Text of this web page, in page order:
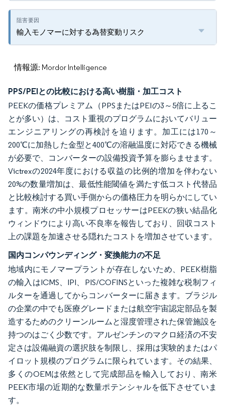
輸入モノマーに対する為替変動リスク
情報源: Mordor Intelligence
PPS/PEIとの比較における高い樹脂・加工コスト
PEEKの価格プレミアム（PPSまたはPEIの3～5倍に上るこ
とが多い）は、コスト重視のプログラムにおいてバリュー
エンジニアリングの再検討を迫ります。加工には170～
200℃に加熱した金型と400℃の溶融温度に対応できる機械
が必要で、コンバーターの設備投資予算を膨らませます。
Victrexの2024年度における収益の比例的増加を伴わない
20%の数量増加は、最低性能閾値を満たす低コスト代替品
と比較検討する買い手側からの価格圧力を明らかにしてい
ます。南米の中小規模プロセッサーはPEEKの狭い結晶化
ウィンドウにより高い不良率を報告しており、回収コスト
上の課題を加速させる隠れたコストを増加させています。
国内コンパウンディング・変換能力の不足
地域内にモノマープラントが存在しないため、PEEK樹脂
の輸入はICMS、IPI、PIS/COFINSといった複雑な税制フィ
ルターを通過してからコンバーターに届きます。ブラジル
の企業の中でも医療グレードまたは航空宇宙認定部品を製
造するためのクリーンルームと湿度管理された保管施設を
持つのはごく少数です。アルゼンチンのマクロ経済の不安
定さは設備融資の選択肢を制限し、採用は実験的またはパ
イロット規模のプログラムに限られています。その結果、
多くのOEMは依然として完成部品を輸入しており、南米
PEEK市場の近期的な数量ポテンシャルを低下させていま
す。